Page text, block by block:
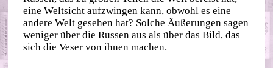
eine Weltsicht aufzwingen kann, obwohl es eine
andere Welt gesehen hat? Solche Äußerungen sagen
weniger über die Russen aus als über das Bild, das
sich die Veser von ihnen machen.